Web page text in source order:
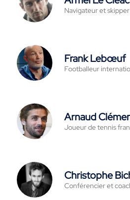
Navigateur et
Frank Lebœuf
Footballeur
Arnaud
Joueur de tennis
Christophe
Conférencier et